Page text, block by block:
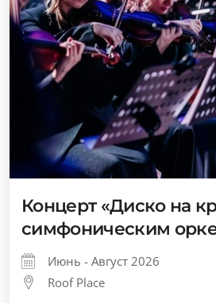
Концерт «Диско на
симфоническим
Июнь - Август 2026
Roof Place